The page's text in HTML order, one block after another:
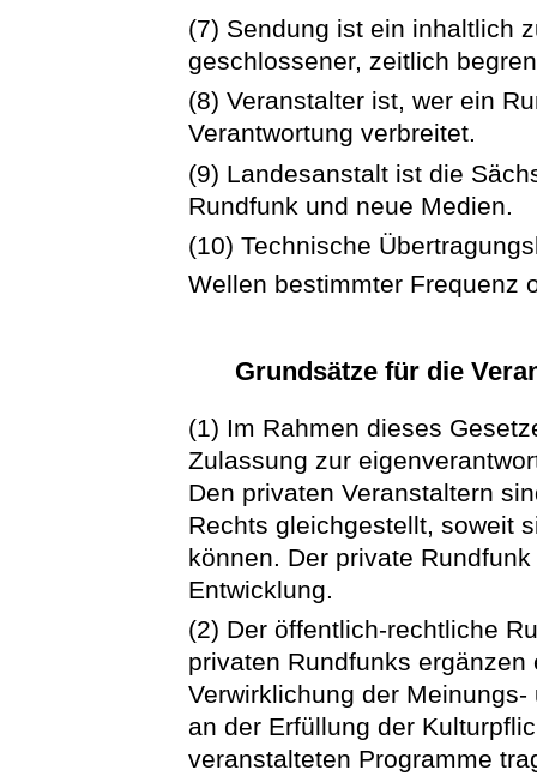
(7) Sendung ist ein inhaltlich
geschlossener, zeitlich
(8) Veranstalter ist, wer ein
Verantwortung verbreitet.
(9) Landesanstalt ist die
Rundfunk und neue Medien.
(10) Technische
Wellen bestimmter Frequenz
Grundsätze für die
(1) Im Rahmen dieses
Zulassung zur
Den privaten Veranstaltern
Rechts gleichgestellt, soweit
können. Der private
Entwicklung.
(2) Der öffentlich-rechtliche
privaten Rundfunks
Verwirklichung der
an der Erfüllung der
veranstalteten Programme